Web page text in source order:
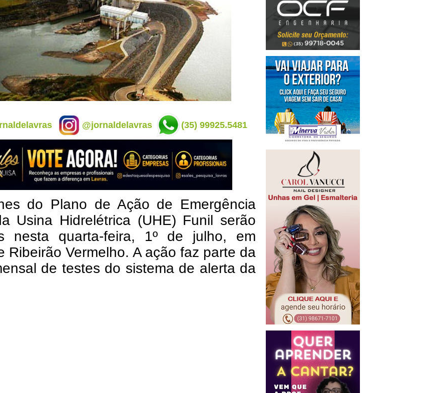
@jornaldelavras (35) 99925.5481
do Plano de Ação de Emergência
Usina Hidrelétrica (UHE) Funil serão
nesta quarta-feira, 1º de julho, em
Ribeirão Vermelho. A ação faz parte da
de testes do sistema de alerta da